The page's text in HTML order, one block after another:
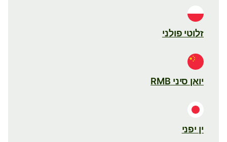
זלוטי פולני
יואן סיני RMB
ין יפני